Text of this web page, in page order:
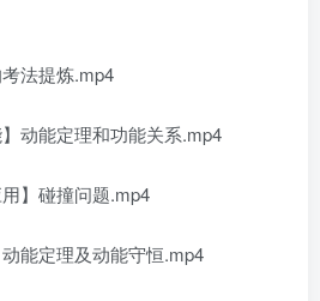
法提炼.mp4
能定理和功能关系.mp4
】碰撞问题.mp4
定理及动能守恒.mp4